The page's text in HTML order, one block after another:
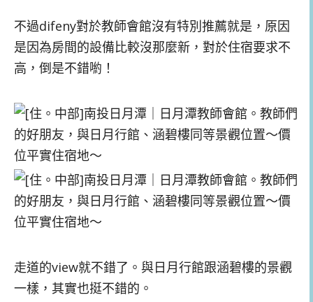
不過difeny對於教師會館沒有特別推薦就是，原因
是因為房間的設備比較沒那麼新，對於住宿要求不
高，倒是不錯喲！
走道的view就不錯了。與日月行館跟涵碧樓的景觀
一樣，其實也挺不錯的。